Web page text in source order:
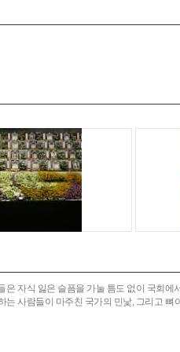
자식 잃은 슬픔을 가눌 틈도 없이 국회에
사람들이 마주친 국가의 민낯, 그리고